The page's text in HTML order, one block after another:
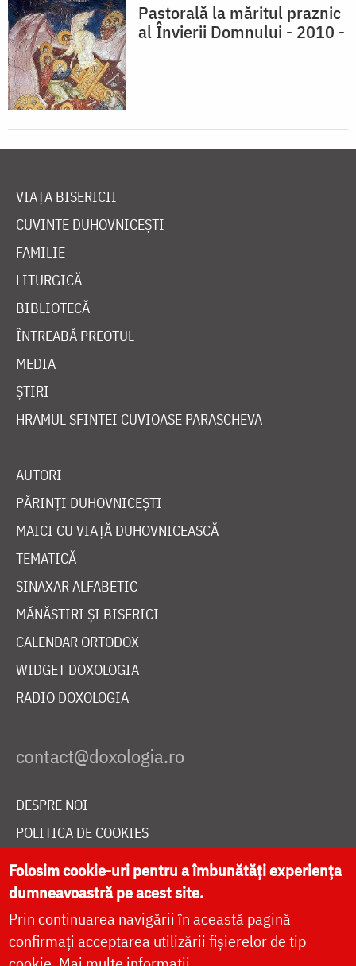
Pastorală la măritul praznic
al Învierii Domnului - 2010 -
VIAȚA BISERICII
CUVINTE DUHOVNICEȘTI
FAMILIE
LITURGICĂ
BIBLIOTECĂ
ÎNTREABĂ PREOTUL
MEDIA
ȘTIRI
HRAMUL SFINTEI CUVIOASE PARASCHEVA
AUTORI
PĂRINȚI DUHOVNICEȘTI
MAICI CU VIAȚĂ DUHOVNICEASCĂ
TEMATICĂ
SINAXAR ALFABETIC
MĂNĂSTIRI ȘI BISERICI
CALENDAR ORTODOX
WIDGET DOXOLOGIA
RADIO DOXOLOGIA
DESPRE NOI
POLITICA DE COOKIES
DONEAZĂ ONLINE PENTRU CATEDRALA NAȚIONALĂ
LIVE
Folosim cookie-uri pentru a îmbunătăți experiența
dumneavoastră pe acest site.
Prin continuarea navigării în această pagină
confirmați acceptarea utilizării fișierelor de tip